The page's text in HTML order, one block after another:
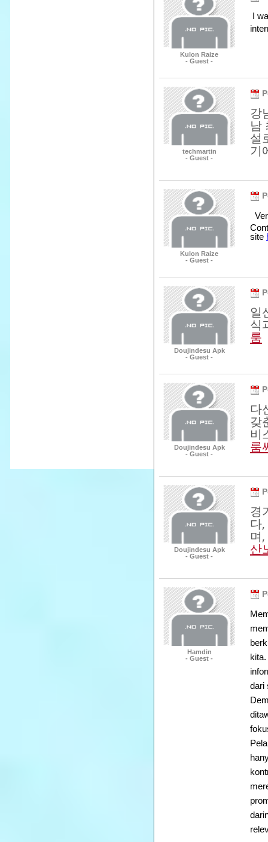
Kulon Raize
- Guest -
I
techmartin
- Guest -
강
남
설
기
Kulon Raize
- Guest -
site
Doujindesu Apk
- Guest -
일
식
룸
Doujindesu Apk
- Guest -
다
갖
비
룸
Doujindesu Apk
- Guest -
경
다
며
산
Hamdin
- Guest -
dari